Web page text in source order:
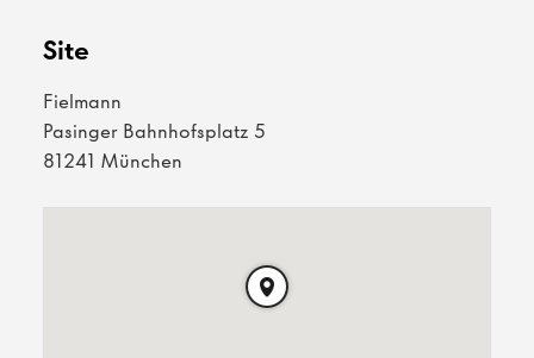
Site
Fielmann
Pasinger Bahnhofsplatz 5
81241 München